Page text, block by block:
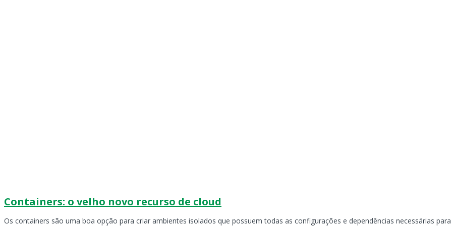
Containers: o velho novo recurso de cloud
Os containers são uma boa opção para criar ambientes isolados que possuem todas as configurações e dependências necessárias